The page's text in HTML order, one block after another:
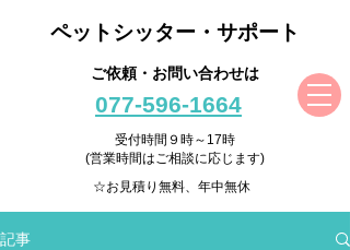
ペットシッター・サポート
ご依頼・お問い合わせは
077-596-1664
受付時間９時～17時
(営業時間はご相談に応じます)
☆お見積り無料、年中無休
記事